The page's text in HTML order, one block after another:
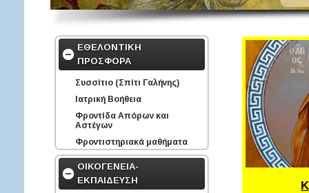
ΕΘΕΛΟΝΤΙΚΗ
ΠΡΟΣΦΟΡΑ
Συσσίτιο (Σπίτι Γαλήνης)
Ιατρική Βοήθεια
Φροντίδα Απόρων και
Αστέγων
Φροντιστηριακά μαθήματα
ΟΙΚΟΓΕΝΕΙΑ-
ΕΚΠΑΙΔΕΥΣΗ